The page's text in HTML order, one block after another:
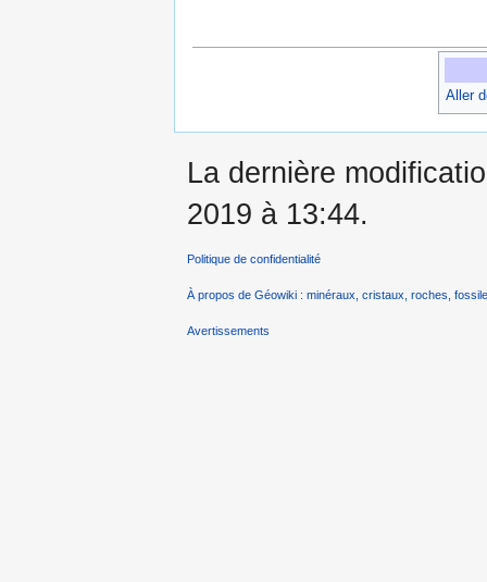
Aller
La dernière
2019 à 13:44.
Politique de confidentialité
À propos de Géowiki : minéraux, cristaux, roches,
Avertissements